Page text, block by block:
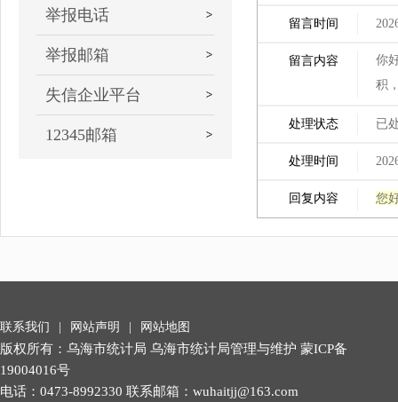
举报电话
举报邮箱
失信企业平台
12345邮箱
留言时间
留言内容
你
积
处理状态 已
处理时间
回复内容 您
联系我们 网站声明 网站地图
版权所有：乌海市统计局 乌海市统计局管理与维护 蒙ICP备
19004016号
电话：0473-8992330 联系邮箱：wuhaitjj@163.com